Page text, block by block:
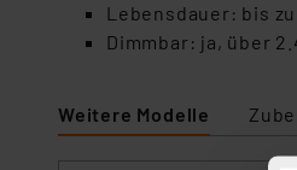
Lebensdauer: bis
Dimmbar: ja, über
Weitere Modelle